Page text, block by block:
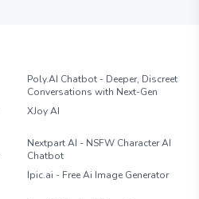
Poly.AI Chatbot - Deeper, Discreet
Conversations with Next-Gen
XJoy AI
Nextpart AI - NSFW Character AI
Chatbot
Ipic.ai - Free Ai Image Generator